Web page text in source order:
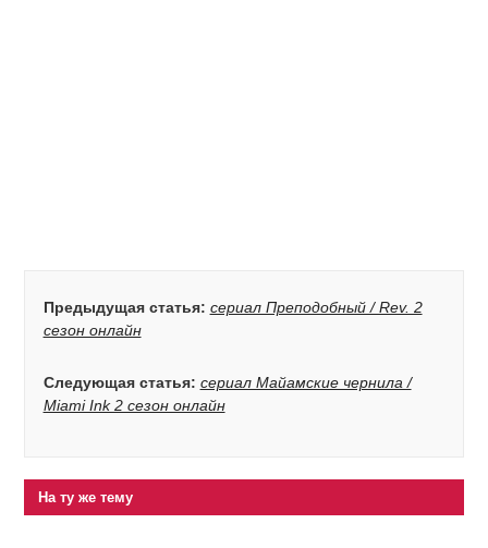
Предыдущая статья: сериал Преподобный / Rev. 2
сезон онлайн
Следующая статья: сериал Майамские чернила /
Miami Ink 2 сезон онлайн
На ту же тему